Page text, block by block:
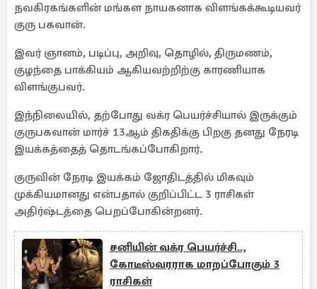
நவகிரகங்களின் மங்கள நாயகனாக விளங்கக்கூடியவர்
குரு பகவான்.
இவர் ஞானம், படிப்பு, அறிவு, தொழில், திருமணம்,
குழந்தை பாக்கியம் ஆகியவற்றிற்கு காரணியாக
விளங்குபவர்.
இந்நிலையில், தற்போது வக்ர பெயர்ச்சியால் இருக்கும்
குருபகவான் மார்ச் 13ஆம் திகதிக்கு பிறகு தனது நேரடி
இயக்கத்தைத் தொடங்கப்போகிறார்.
குருவின் நேரடி இயக்கம் ஜோதிடத்தில் மிகவும்
முக்கியமானது என்பதால் குறிப்பிட்ட 3 ராசிகள்
அதிர்ஷ்டத்தை பெறப்போகின்றனர்.
சனியின் வக்ர பெயர்ச்சி..,
கோடீஸ்வரராக மாறப்போகும் 3
ராசிகள்